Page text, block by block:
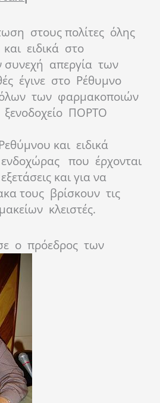
στους πολίτες όλης
ειδικά στο
συνεχή απεργία των
έγινε στο Ρέθυμνο
των φαρμακοποιών
ΠΟΡΤΟ
και ειδικά
που έρχονται
και για να
τους βρίσκουν τις
κλειστές.
ο πρόεδρος των